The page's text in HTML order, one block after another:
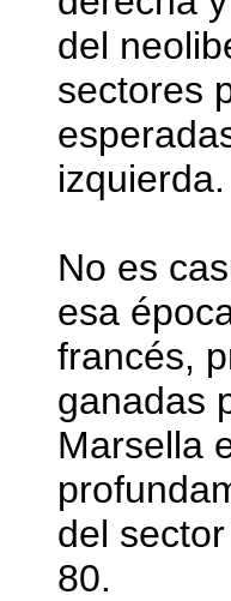
del
sectores
izquierda.
No es
esa
francés,
ganadas
Marsella
del
80.